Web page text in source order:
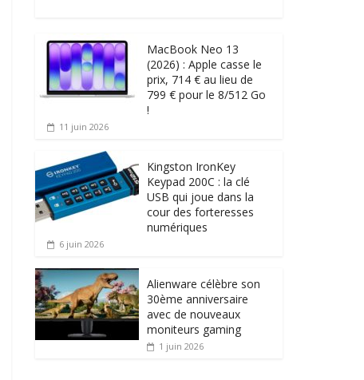
MacBook Neo 13
(2026) : Apple casse le
prix, 714 € au lieu de
799 € pour le 8/512 Go
!
11 juin 2026
Kingston IronKey
Keypad 200C : la clé
USB qui joue dans la
cour des forteresses
numériques
6 juin 2026
Alienware célèbre son
30ème anniversaire
avec de nouveaux
moniteurs gaming
1 juin 2026